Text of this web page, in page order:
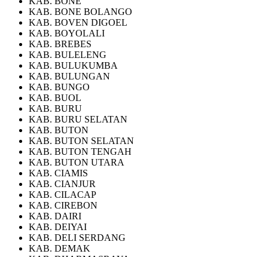
KAB. BONE BOLANGO
KAB. BOVEN DIGOEL
KAB. BOYOLALI
KAB. BREBES
KAB. BULELENG
KAB. BULUKUMBA
KAB. BULUNGAN
KAB. BUNGO
KAB. BUOL
KAB. BURU
KAB. BURU SELATAN
KAB. BUTON
KAB. BUTON SELATAN
KAB. BUTON TENGAH
KAB. BUTON UTARA
KAB. CIAMIS
KAB. CIANJUR
KAB. CILACAP
KAB. CIREBON
KAB. DAIRI
KAB. DEIYAI
KAB. DELI SERDANG
KAB. DEMAK